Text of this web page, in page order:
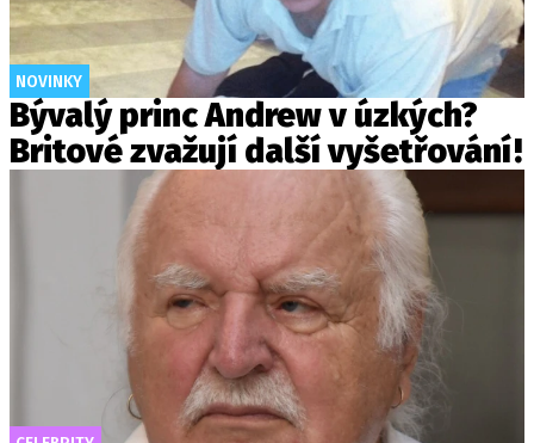
NOVINKY
Bývalý princ Andrew v úzkých?
Britové zvažují další vyšetřování!